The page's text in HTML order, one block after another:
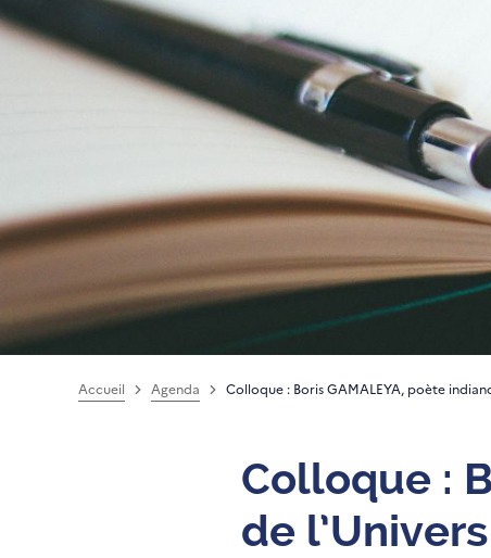
Accueil Agenda Colloque : Boris GAMALEYA, poète
Colloque :
de l’Univers